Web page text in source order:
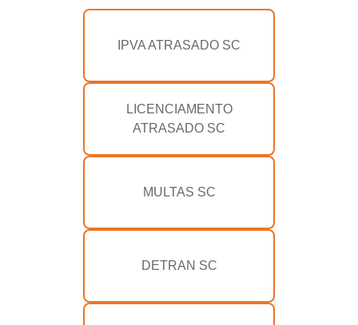
IPVA ATRASADO SC
LICENCIAMENTO
ATRASADO SC
MULTAS SC
DETRAN SC